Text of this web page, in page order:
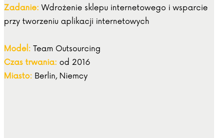
Zadanie: Wdrożenie sklepu internetowego i wsparcie
przy tworzeniu aplikacji internetowych
Model: Team Outsourcing
Czas trwania: od 2016
Miasto: Berlin, Niemcy